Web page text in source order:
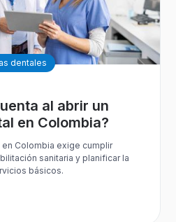
dentales
al abrir un
en Colombia?
Colombia exige cumplir
sanitaria y planificar la
básicos.